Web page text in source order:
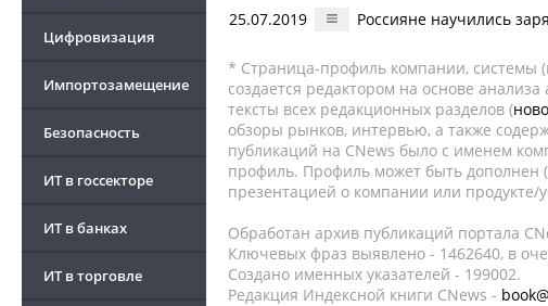
Цифровизация
Импортозамещение
Безопасность
ИТ в госсекторе
ИТ в банках
ИТ в торговле
25.07.2019 Россияне научились
* Страница-профиль компании, системы
создается редактором на основе
тексты всех редакционных разделов (
обзоры рынков, интервью, а также
публикаций на CNews было с именем
профиль. Профиль может быть дополнен
презентацией о компании или продукте/
Обработан архив публикаций портала
Ключевых фраз выявлено - 1462640, в
Создано именных указателей - 199002.
Редакция Индексной книги CNews -